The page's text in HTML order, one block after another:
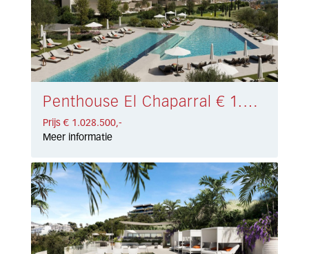
Penthouse El Chaparral € 1.028.500,-
Prijs € 1.028.500,-
Meer informatie